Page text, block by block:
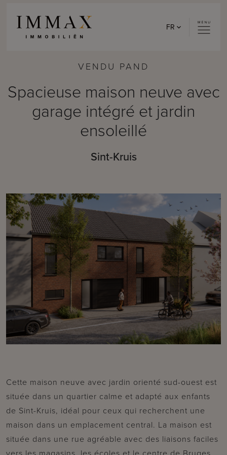
FR
VENDU PAND
Spacieuse maison neuve avec
garage intégré et jardin
ensoleillé
Sint-Kruis
Cette maison neuve avec jardin orienté sud-ouest est
située dans un quartier calme et adapté aux enfants
de Sint-Kruis, idéal pour ceux qui recherchent une
maison dans un emplacement central. La maison est
située dans une rue agréable avec des liaisons faciles